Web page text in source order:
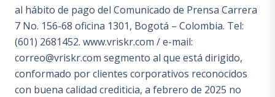
al hábito de pago del Comunicado de Prensa Carrera
7 No. 156-68 oficina 1301, Bogotá – Colombia. Tel:
(601) 2681452. www.vriskr.com / e-mail:
correo@vriskr.com segmento al que está dirigido,
conformado por clientes corporativos reconocidos
con buena calidad crediticia, a febrero de 2025 no